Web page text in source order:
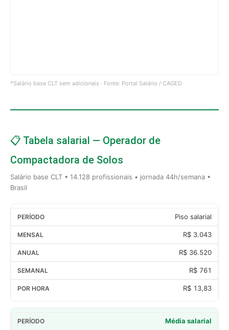
*Salário base CLT sem adicionais · Fonte: Portal Salário / CAGED
📋 Tabela salarial — Operador de
Compactadora de Solos
Salário base CLT • 14.128 profissionais • jornada 44h/semana •
Brasil
Piso salarial
R$ 3.043
R$ 36.520
R$ 761
R$ 13,83
Média salarial